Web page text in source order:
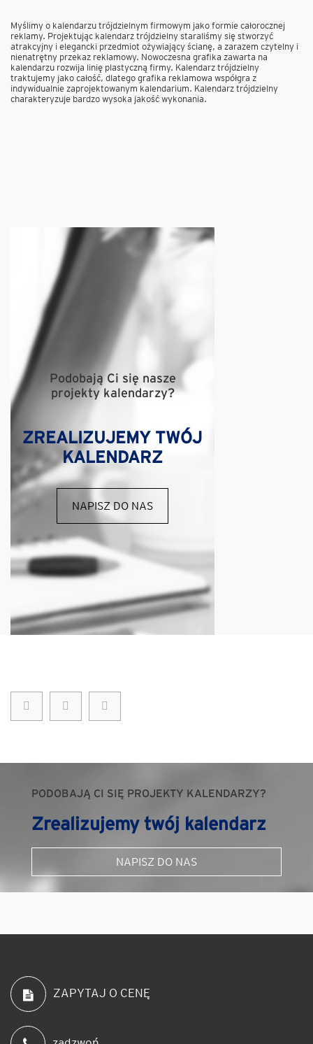
Myślimy o kalendarzu trójdzielnym firmowym jako formie całorocznej
reklamy. Projektując kalendarz trójdzielny staraliśmy się stworzyć
atrakcyjny i elegancki przedmiot ożywiający ścianę, a zarazem czytelny i
nienatrętny przekaz reklamowy. Nowoczesna grafika zawarta na
kalendarzu rozwija linię plastyczną firmy. Kalendarz trójdzielny
traktujemy jako całość, dlatego grafika reklamowa współgra z
indywidualnie zaprojektowanym kalendarium. Kalendarz trójdzielny
charakteryzuje bardzo wysoka jakość wykonania.
Podobają Ci się nasze
projekty kalendarzy?
ZREALIZUJEMY TWÓJ
KALENDARZ
NAPISZ DO NAS
PODOBAJĄ CI SIĘ PROJEKTY KALENDARZY?
Zrealizujemy twój kalendarz
NAPISZ DO NAS
ZAPYTAJ O CENĘ